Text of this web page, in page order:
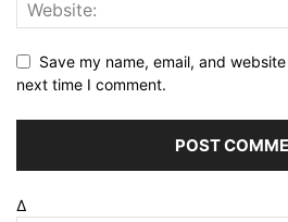
Save my name, email, and
next time I comment.
Δ